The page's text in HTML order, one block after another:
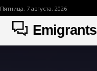
Пятница, 7 августа, 2026
Emigrants